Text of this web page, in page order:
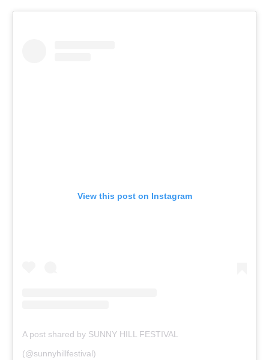
View this post on Instagram
A post shared by SUNNY HILL FESTIVAL
(@sunnyhillfestival)